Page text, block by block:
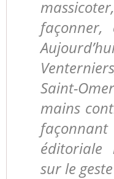
façonner,
Saint-
mains
éditoriale
sur le